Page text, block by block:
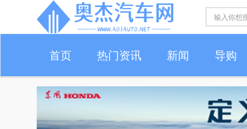
首页 热门资讯 新闻 导购